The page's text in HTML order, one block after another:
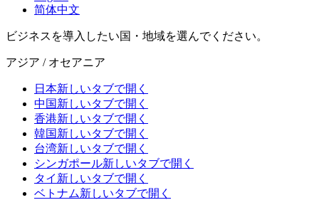
简体中文
ビジネスを導入したい国・地域を選んでください。
アジア / オセアニア
日本新しいタブで開く
中国新しいタブで開く
香港新しいタブで開く
韓国新しいタブで開く
台湾新しいタブで開く
シンガポール新しいタブで開く
タイ 新しいタブで開く
ベトナム新しいタブで開く